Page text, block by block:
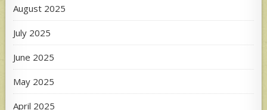
August 2025
July 2025
June 2025
May 2025
April 2025